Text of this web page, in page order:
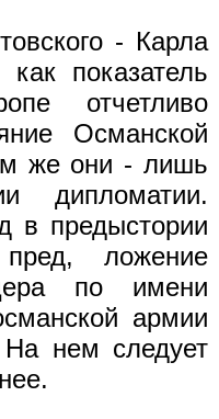
- Карла
показатель
отчетливо
Османской
же они - лишь
дипломатии.
в предыстории
ложение
по имени
армии
нем следует